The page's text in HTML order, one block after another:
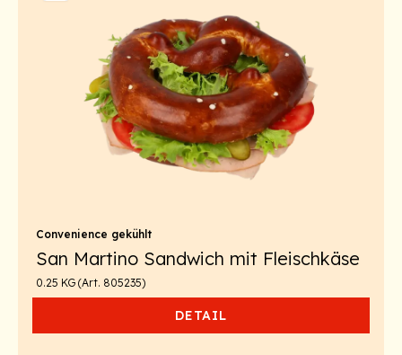
Convenience gekühlt
San Martino Sandwich mit Fleischkäse
0.25 KG (Art. 805235)
DETAIL